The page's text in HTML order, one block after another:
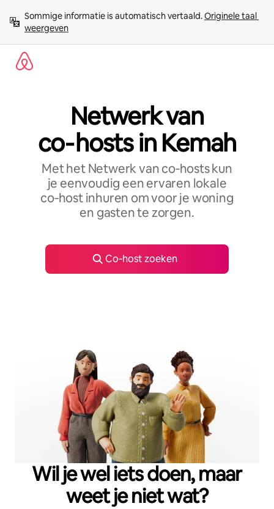
direct
naar
inhoud
Sommige informatie is automatisch vertaald. Originele taal
weergeven
Netwerk van
co‑hosts in Kemah
Met het Netwerk van co‑hosts kun
je eenvoudig een ervaren lokale
co‑host inhuren om voor je woning
en gasten te zorgen.
Co‑host zoeken
Wil je wel iets doen, maar
weet je niet wat?